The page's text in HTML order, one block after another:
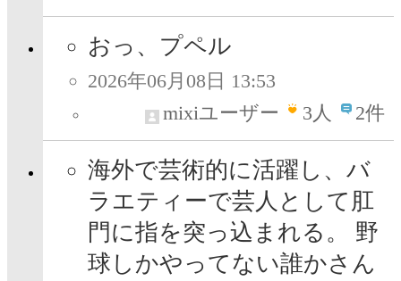
おっ、プペル
2026年06月08日 13:53
mixiユーザー
3人 2件
海外で芸術的に活躍し、バ
ラエティーで芸人として肛
門に指を突っ込まれる。 野
球しかやってない誰かさん